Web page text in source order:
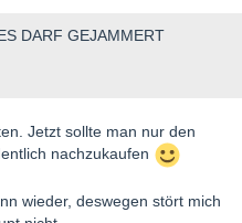
DARF GEJAMMERT
Jetzt sollte man nur den
nachzukaufen
wieder, deswegen stört mich